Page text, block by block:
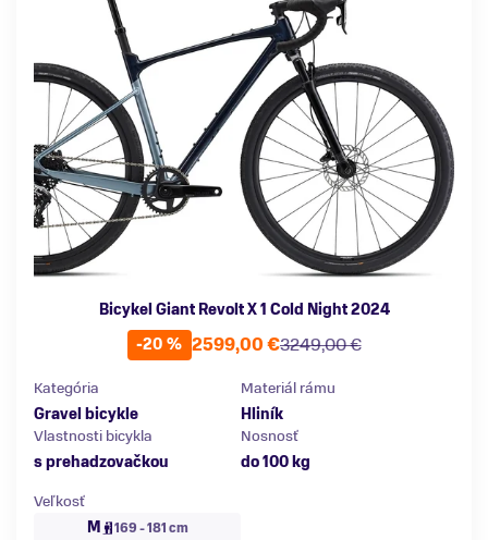
Bicykel Giant Revolt X 1 Cold Night 2024
-20 %
3249,00 €
2599,00 €
Kategória
Gravel bicykle
Materiál rámu
Hliník
Vlastnosti bicykla
s prehadzovačkou
Nosnosť
do 100 kg
Veľkosť
M
169 - 181 cm